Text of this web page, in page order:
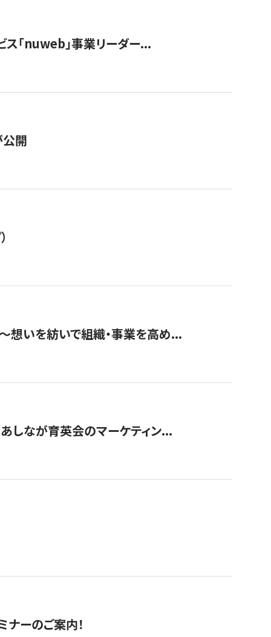
ス「nuweb」事業リーダー...
公開
〜想いを紡いで組織・事業を高め...
あしなが育英会のマーケティン...
ナーのご案内！